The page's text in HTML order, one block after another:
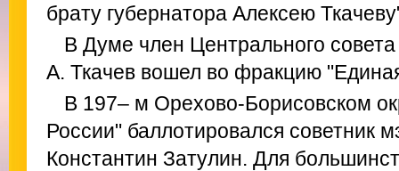
брату губернатора Алексею
В Думе член Центрального
А. Ткачев вошел во фракцию
В 197– м Орехово-Борисовском
России" баллотировался советник
Константин Затулин. Для